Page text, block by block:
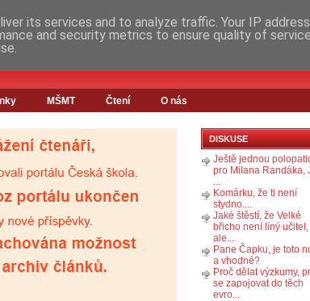
MŠMT Čtení O nás
DISKUSE
Ještě jednou
pro Milana Randáka,
...
Komárku, že ti není
stydno....
Jaké štěstí, že Velké
břicho není líný učitel,
ale...
Pane Čapku, je toto
a vhodné?
Proč dělat výzkumy,
se zapojovat do těch
evro...
its services and to analyze traffic. Your IP
and security metrics to ensure quality of